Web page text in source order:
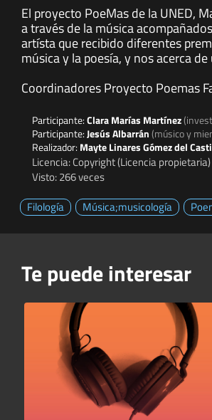
El proyecto PoeMas de la UNED,
a través de la música
artísta que recibido diferentes
música y la poesía, y nos acerca
Coordinadores Proyecto Poemas
Participante:Clara Marías Martínez
Participante:Jesús Albarrán(músico y
Realizador: Mayte Linares Gómez del
Licencia: Copyright (Licencia propietaria)
Visto: 266 veces
Filología
Música;musicología
Te puede interesar